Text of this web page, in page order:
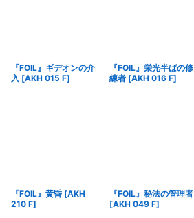
『FOIL』ギデオンの介
入 [AKH 015 F]
『FOIL』栄光半ばの修
練者 [AKH 016 F]
『FOIL』黄昏 [AKH
210 F]
『FOIL』秘法の管理者
[AKH 049 F]